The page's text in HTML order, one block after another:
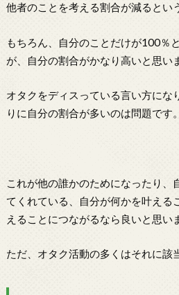
他者のことを考える割合が減るとい
もちろん、自分のことだけが100％
が、自分の割合がかなり高いと思い
オタクをディスっている言い方にな
りに自分の割合が多いのは問題です。
これが他の誰かのためになったり、
てくれている、自分が何かを叶える
えることにつながるなら良いと思い
ただ、オタク活動の多くはそれに該